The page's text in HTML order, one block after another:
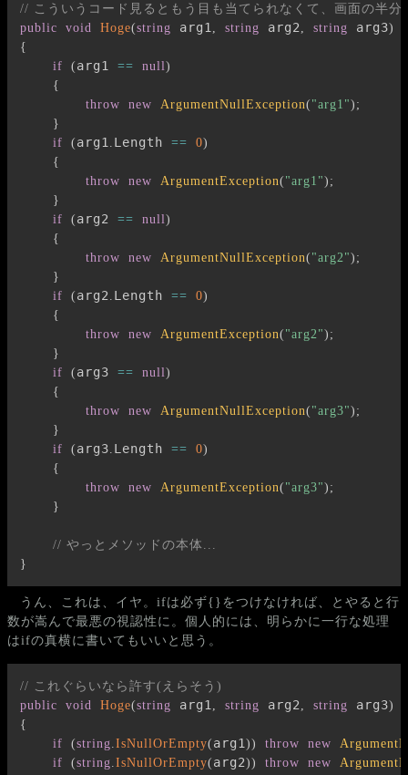
// こういうコード見るともう目も当てられなくて、画面の半
public
void Hoge(string arg1 string arg2 string arg3)
{
if
( arg1 == null)
{
throw
new ArgumentNullException( "arg1") ;
}
if
( arg1 Length == 0)
{
throw
new ArgumentException( "arg1") ;
}
if
( arg2 == null)
{
throw
new ArgumentNullException( "arg2") ;
}
if
( arg2 Length == 0)
{
throw
new ArgumentException( "arg2") ;
}
if
( arg3 == null)
{
throw
new ArgumentNullException( "arg3") ;
}
if
( arg3 Length == 0)
{
throw
new ArgumentException( "arg3") ;
}
// やっとメソッドの本体...
}
うん、これは、イヤ。ifは必ず{}をつけなければ、とやると行
数が嵩んで最悪の視認性に。個人的には、明らかに一行な処理
はifの真横に書いてもいいと思う。
// これぐらいなら許す(えらそう)
public
void Hoge(string arg1 string arg2 string arg3)
{
if
(string IsNullOrEmpty( arg1 )) throw new
if
(string IsNullOrEmpty( arg2)) throw new